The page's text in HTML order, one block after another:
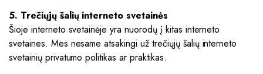
5. Trečiųjų šalių interneto svetainės
Šioje interneto svetainėje yra nuorodų į kitas interneto
svetaines. Mes nesame atsakingi už trečiųjų šalių interneto
svetainių privatumo politikas ar praktikas.